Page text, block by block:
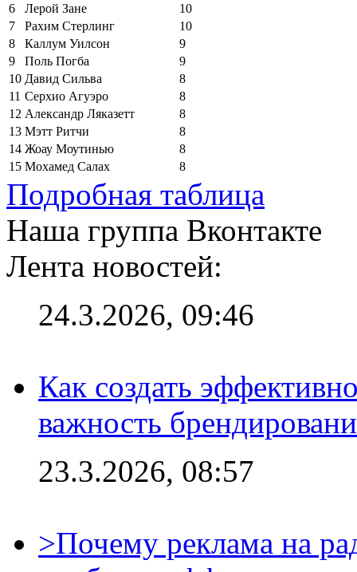
6
Лерой Зане
10
7
Рахим Стерлинг
10
8
Каллум Уилсон
9
9
Поль Погба
9
10 Давид Сильва
8
11 Серхио Агуэро
8
12 Александр Ляказетт
8
13 Мэтт Ритчи
8
14 Жоау Моутинью
8
15 Мохамед Салах 8
Подробная таблица
Наша группа Вконтакте
Лента новостей:
24.3.2026, 09:46
Как создать
важность
23.3.2026, 08:57
>Почему реклама на